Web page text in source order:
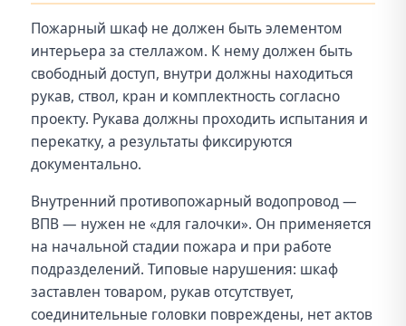
Пожарный шкаф не должен быть элементом
интерьера за стеллажом. К нему должен быть
свободный доступ, внутри должны находиться
рукав, ствол, кран и комплектность согласно
проекту. Рукава должны проходить испытания и
перекатку, а результаты фиксируются
документально.
Внутренний противопожарный водопровод —
ВПВ — нужен не «для галочки». Он применяется
на начальной стадии пожара и при работе
подразделений. Типовые нарушения: шкаф
заставлен товаром, рукав отсутствует,
соединительные головки повреждены, нет актов